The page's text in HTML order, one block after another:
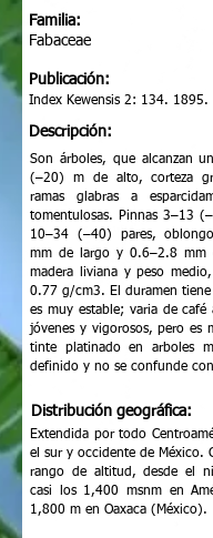
Familia:
Fabaceae
Publicación:
Index Kewensis 2: 134. 1895.
Descripción:
Son árboles, que alcanzan
(–20) m de alto, corteza
ramas glabras a
tomentulosas. Pinnas 3–13
10–34 (–40) pares,
mm de largo y 0.6–2.8 mm
madera liviana y peso
0.77 g/cm3. El duramen
es muy estable; varia de café
jóvenes y vigorosos, pero es
tinte platinado en arboles
definido y no se confunde
Distribución geográfica:
Extendida por todo
el sur y occidente de México.
rango de altitud, desde el
casi los 1,400 msnm en
1,800 m en Oaxaca (México).